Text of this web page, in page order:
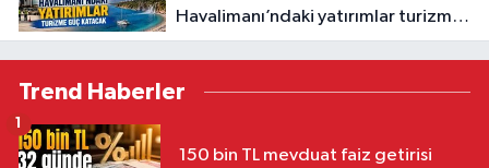
Havalimanı’ndaki yatırımlar turizme
güç katacak
Trend Haberler
150 bin TL mevduat faiz getirisi
1